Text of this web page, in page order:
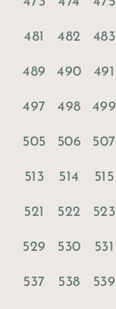
481 482 483
489 490 491
497 498 499
505 506 507
513 514 515
521 522 523
529 530 531
537 538 539